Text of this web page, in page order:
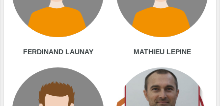
FERDINAND LAUNAY MATHIEU LEPINE